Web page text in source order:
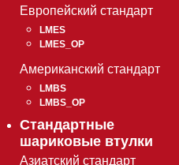
Европейский стандарт
LMES
LMES_OP
Американский стандарт
LMBS
LMBS_OP
Стандартные
шариковые втулки
Азиатский стандарт